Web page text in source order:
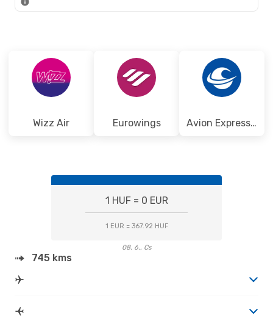
Wizz Air Eurowings Avion Express Malta
1 HUF = 0 EUR
1 EUR = 367.92 HUF
08. 6., Cs
745 kms